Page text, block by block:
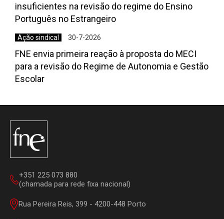
insuficientes na revisão do regime do Ensino
Português no Estrangeiro
Ação sindical 30-7-2026
FNE envia primeira reação à proposta do MECI
para a revisão do Regime de Autonomia e Gestão
Escolar
+351 225 073 880
(chamada para rede fixa nacional)
Rua Pereira Reis, 399 - 4200-448 Porto